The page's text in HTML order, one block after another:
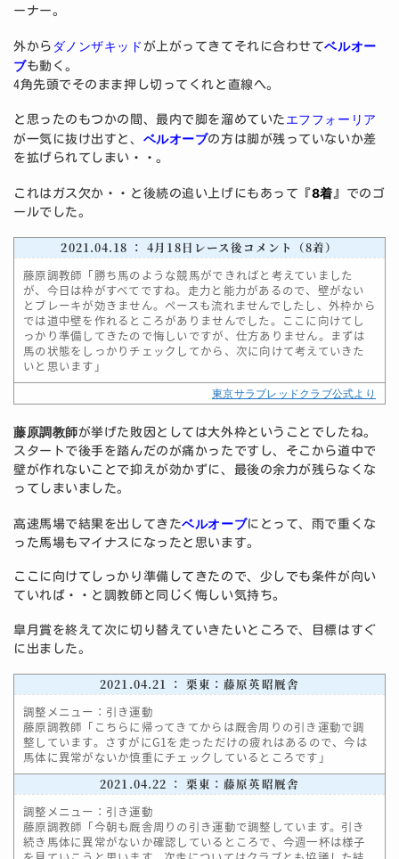
ーナー。
外から ダノンザキッド が上がってきてそれに合わせてベルオー
ブも動く。
4角先頭でそのまま押し切ってくれと直線へ。
と思ったのもつかの間、最内で脚を溜めていた エフフォーリア
が一気に抜け出すと、 ベルオーブの方は脚が残っていないか差
を拡げられてしまい・・。
これはガス欠か・・と後続の追い上げにもあって『8着』でのゴ
ールでした。
2021.04.18 ： 4月18日レース後コメント（8着）
藤原調教師「勝ち馬のような競馬ができればと考えていました
が、今日は枠がすべてですね。走力と能力があるので、壁がない
とブレーキが効きません。ペースも流れませんでしたし、外枠から
では道中壁を作れるところがありませんでした。ここに向けてし
っかり準備してきたので悔しいですが、仕方ありません。まずは
馬の状態をしっかりチェックしてから、次に向けて考えていきた
いと思います」
東京サラブレッドクラブ公式より
藤原調教師が挙げた敗因としては大外枠ということでしたね。
スタートで後手を踏んだのが痛かったですし、そこから道中で
壁が作れないことで抑えが効かずに、最後の余力が残らなくな
ってしまいました。
高速馬場で結果を出してきたベルオーブにとって、雨で重くな
った馬場もマイナスになったと思います。
ここに向けてしっかり準備してきたので、少しでも条件が向い
ていれば・・と調教師と同じく悔しい気持ち。
皐月賞を終えて次に切り替えていきたいところで、目標はすぐ
に出ました。
2021.04.21 ： 栗東：藤原英昭厩舎
調整メニュー：引き運動
藤原調教師「こちらに帰ってきてからは厩舎周りの引き運動で調
整しています。さすがにG1を走っただけの疲れはあるので、今は
馬体に異常がないか慎重にチェックしているところです」
2021.04.22 ： 栗東：藤原英昭厩舎
調整メニュー：引き運動
藤原調教師「今朝も厩舎周りの引き運動で調整しています。引き
続き馬体に異常がないか確認しているところで、今週一杯は様子